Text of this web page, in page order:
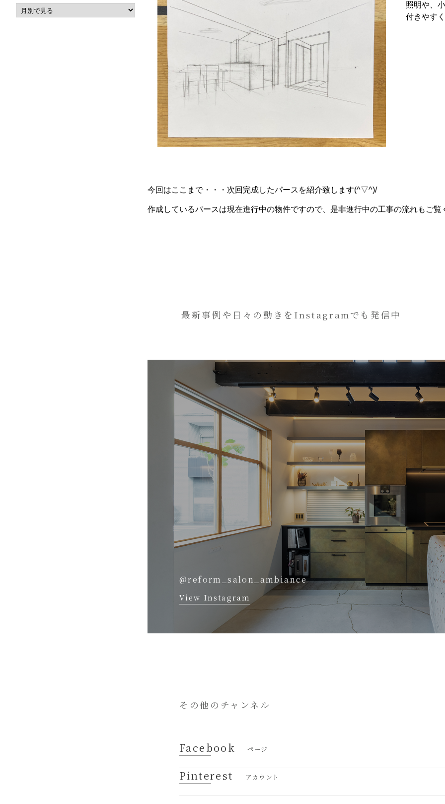
照明や、
付きやす
今回はここまで・・・次回完成したパースを紹介致します(^▽^)/
作成しているパースは現在進行中の物件ですので、是非進行中の工事の流れもご覧
最新事例や日々の動きをInstagramでも発信中
@reform_salon_ambiance
View Instagram
その他のチャンネル
Facebook ページ
Pinterest アカウント